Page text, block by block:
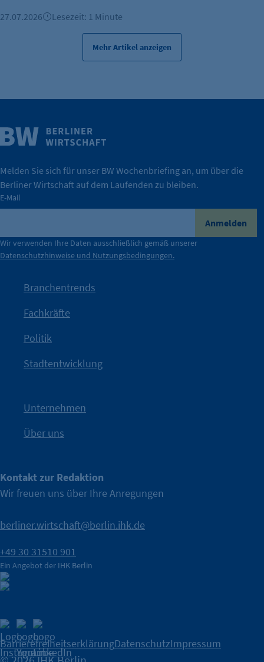
IHK Berlin. Offizieller Unterstützer der Berliner Wirtschaft.
Nach einer aufmerksamkeitsstarken Teaserphase geht die
Kampagne der IHK Berlin in die nächste Stufe. Mit
IHK?“wurde bewusst Neugier geweckt und Gespräche
mit Haltung.
Die Unternehmer stehen stellvertretend für die Vielfalt
der Berliner Wirtschaft.
Durch ihre Perspektiven wird deutlich, was der Claim
konkret bedeutet – und wie die IHK Berlin Unternehmen
tatsächlich unterstützt.
Wirtschaft.
Weitere Infos
27.07.2026 Lesezeit: 1 Minute
Mehr Artikel anzeigen
Melden Sie sich für unser BW Wochenbriefing an, um über die
Berliner Wirtschaft auf dem Laufenden zu bleiben.
E-Mail
Anmelden
Wir verwenden Ihre Daten ausschließlich gemäß unserer
Datenschutzhinweise und Nutzungsbedingungen.
Branchentrends
Fachkräfte
Politik
Stadtentwicklung
Unternehmen
Über uns
Kontakt zur Redaktion
Wir freuen uns über Ihre Anregungen
berliner.wirtschaft@berlin.ihk.de
+49 30 31510 901
Ein Angebot der IHK Berlin
BarrierefreiheitserklärungDatenschutzImpressum